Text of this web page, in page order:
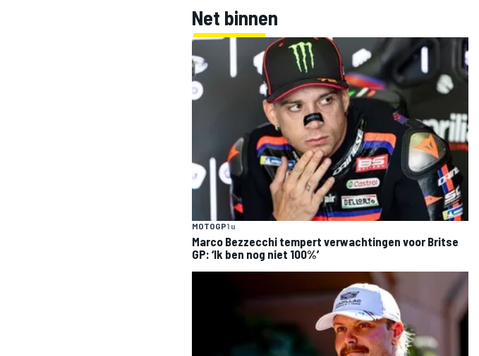
DTM
Net binnen
MOTOGP1 u
Marco Bezzecchi tempert verwachtingen voor Britse
GP: ‘Ik ben nog niet 100%’